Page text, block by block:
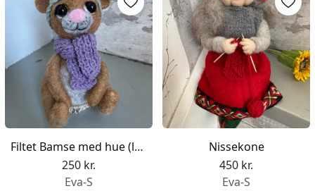
Filtet Bamse med hue (lys grøn)
250 kr.
Eva-S
Nissekone
450 kr.
Eva-S